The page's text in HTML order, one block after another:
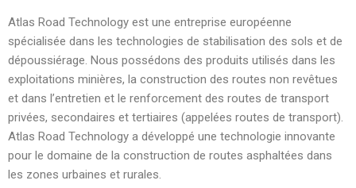
Atlas Road Technology est une entreprise européenne
spécialisée dans les technologies de stabilisation des sols et de
dépoussiérage. Nous possédons des produits utilisés dans les
exploitations minières, la construction des routes non revêtues
et dans l’entretien et le renforcement des routes de transport
privées, secondaires et tertiaires (appelées routes de transport).
Atlas Road Technology a développé une technologie innovante
pour le domaine de la construction de routes asphaltées dans
les zones urbaines et rurales.